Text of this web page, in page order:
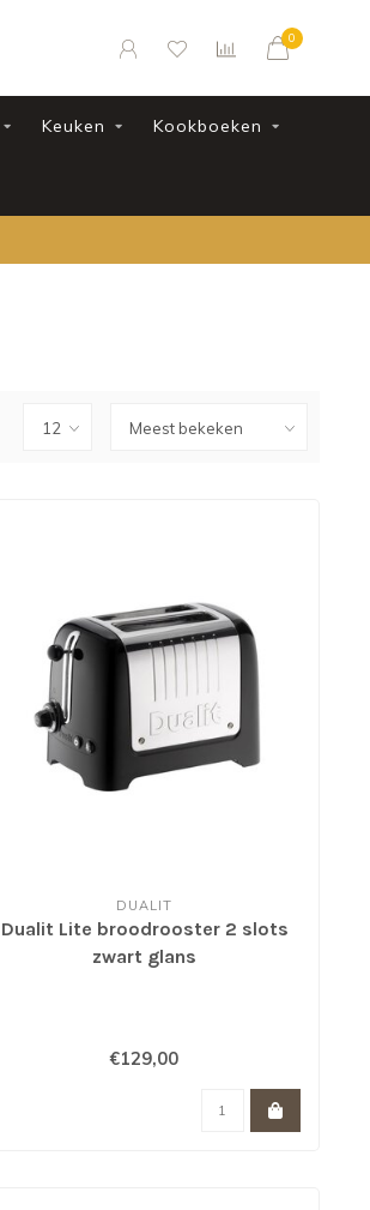
0
Keuken Kookboeken
DUALIT
Dualit Lite broodrooster 2 slots
zwart glans
€129,00